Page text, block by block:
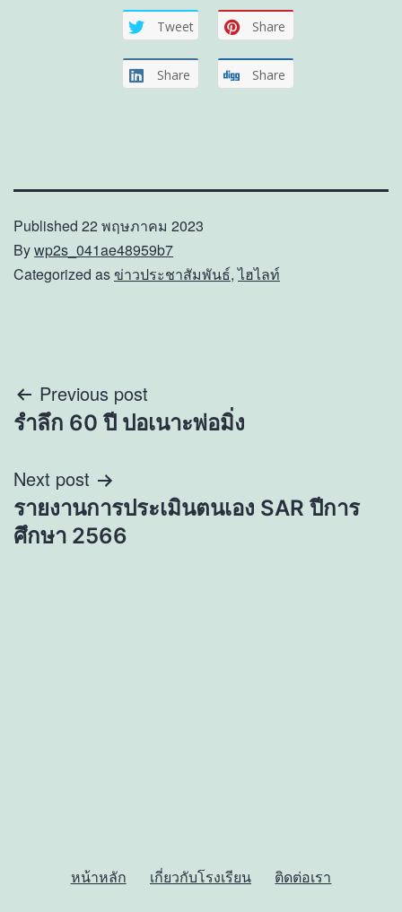
Tweet Share
Share Share
Published 22 พฤษภาคม 2023
Bywp2s_041ae48959b7
Categorized asข่าวประชาสัมพันธ์,ไฮไลท์
แนะแนว
เรื่อง
Previous post
รำลึก 60 ปี ปอเนาะพ่อมิ่ง
Next post
รายงานการประเมินตนเอง SAR ปีการ
ศึกษา 2566
หน้าหลัก เกี่ยวกับโรงเรียน ติดต่อเรา